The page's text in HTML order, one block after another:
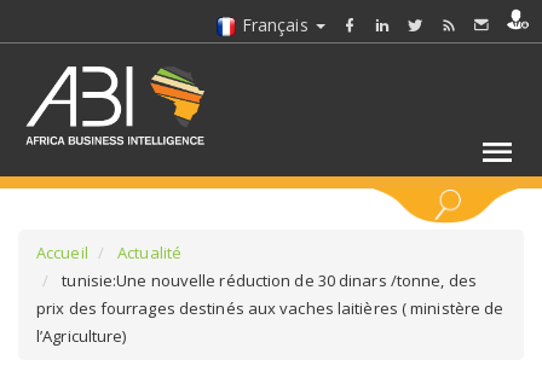
Français
SÉLECTIONNEZ UN/DES SECTEURS
Accueil
Actualité
tunisie:Une nouvelle réduction de 30 dinars /tonne, des
prix des fourrages destinés aux vaches laitières ( ministère de
l’Agriculture)